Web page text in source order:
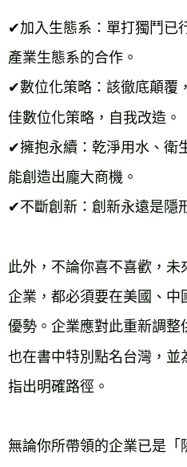
✔加入生態系：單打獨鬥已
產業生態系的合作。
✔數位化策略：該徹底顛覆
佳數位化策略，自我改造。
✔擁抱永續：乾淨用水、衛
能創造出龐大商機。
✔不斷創新：創新永遠是隱
此外，不論你喜不喜歡，未
企業，都必須要在美國、中
優勢。企業應對此重新調整
也在書中特別點名台灣，並
指出明確路徑。
無論你所帶領的企業已是「